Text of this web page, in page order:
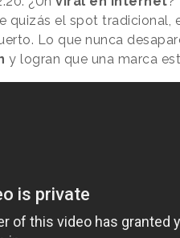
quizás el spot tradicional,
Lo que nunca
y logran que una marca